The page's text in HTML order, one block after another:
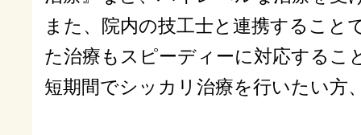
また、院内の技工士と連携すること
た治療もスピーディーに対応するこ
短期間でシッカリ治療を行いたい方